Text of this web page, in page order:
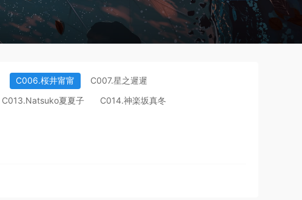
6******* 3天前
6******* 3天前
g*******登錄了本站 2天前
g*******登錄了本站
C006.桜井甯甯
C007.星之遲遲
C013.Natsuko夏夏子
C014.神楽坂真冬